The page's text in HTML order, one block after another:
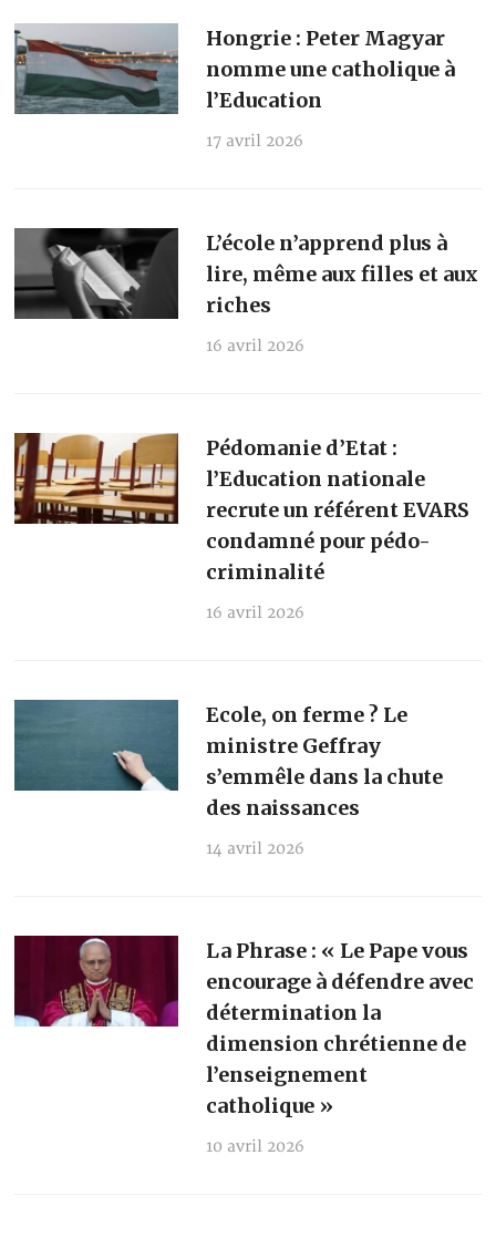
Hongrie : Peter Magyar
nomme une catholique à
l’Education
17 avril 2026
L’école n’apprend plus à
lire, même aux filles et aux
riches
16 avril 2026
Pédomanie d’Etat :
l’Education nationale
recrute un référent EVARS
condamné pour pédo-
criminalité
16 avril 2026
Ecole, on ferme ? Le
ministre Geffray
s’emmêle dans la chute
des naissances
14 avril 2026
La Phrase : « Le Pape vous
encourage à défendre avec
détermination la
dimension chrétienne de
l’enseignement
catholique »
10 avril 2026